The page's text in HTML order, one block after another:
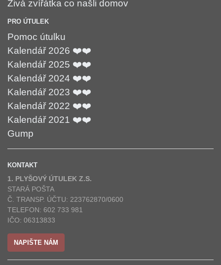
Živá zvířátka co našli domov
PRO ÚTULEK
Pomoc útulku
Kalendář 2026 ❤️❤️
Kalendář 2025 ❤️❤️
Kalendář 2024 ❤️❤️
Kalendář 2023 ❤️❤️
Kalendář 2022 ❤️❤️
Kalendář 2021 ❤️❤️
Gump
KONTAKT
1. PLYŠOVÝ ÚTULEK Z.S.
STARÁ POŠTA
Č. TRANSP. ÚČTU: 223762870/0600
TELEFON: 602 733 981
IČO: 06313833
NAPIŠTE NÁM